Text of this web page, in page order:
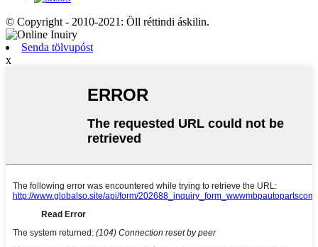
© Copyright - 2010-2021: Öll réttindi áskilin.
Senda tölvupóst
x